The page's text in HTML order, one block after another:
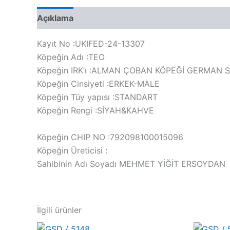
Açıklama
Kayıt No :UKIFED-24-13307
Köpeğin Adı :TEO
Köpeğin IRK’ı :ALMAN ÇOBAN KÖPEĞİ GERMAN
Köpeğin Cinsiyeti :ERKEK-MALE
Köpeğin Tüy yapısı :STANDART
Köpeğin Rengi :SİYAH&KAHVE
Köpeğin CHIP NO :792098100015096
Köpeğin Üreticisi :
Sahibinin Adı Soyadı MEHMET YİĞİT ERSOYDAN
İlgili ürünler